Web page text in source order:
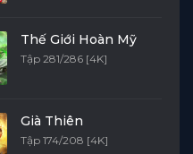
Thế Giới Hoàn Mỹ
Tập 281/286 [4K]
Già Thiên
Tập 174/208 [4K]